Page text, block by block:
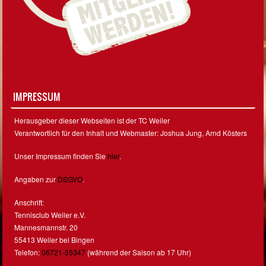
IMPRESSUM
Herausgeber dieser Webseiten ist der TC Weiler
Verantwortlich für den Inhalt und Webmaster: Joshua Jung, Arnd Kösters
Unser Impressum finden Siehier.
Angaben zur DSGVO.
Anschrift:
Tennisclub Weiler e.V.
Mannesmannstr. 20
55413 Weiler bei Bingen
Telefon:06721-35347 (während der Saison ab 17 Uhr)